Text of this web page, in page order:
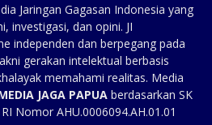
Jaringan Gagasan Indonesia yang
investigasi, dan opini. JI
independen dan berpegang pada
gerakan intelektual berbasis
memahami realitas. Media
JAGA PAPUA berdasarkan SK
Nomor AHU.0006094.AH.01.01